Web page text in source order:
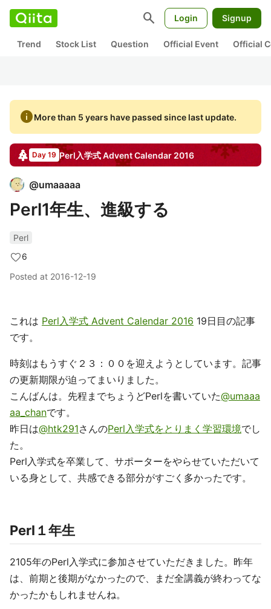
search Login Signup
Trend Stock List Question Official Event Official
infoMore than 5 years have passed since last update.
Day 19 Perl入学式Advent Calendar 2016
@umaaaaa
Perl1年生、進級する
Perl
6
Posted at 2016-12-19
これは Perl入学式 Advent Calendar 2016 19日目の記事
です。
時刻はもうすぐ２３：００を迎えようとしています。記事
の更新期限が迫ってまいりました。
こんばんは。先程までちょうどPerlを書いていた@umaaa
aa_chanです。
昨日は@htk291さんのPerl入学式をとりまく学習環境でし
た。
Perl入学式を卒業して、サポーターをやらせていただいて
いる身として、共感できる部分がすごく多かったです。
Perl１年生
2105年のPerl入学式に参加させていただきました。昨年
は、前期と後期がなかったので、まだ全講義が終わってな
かったかもしれませんね。